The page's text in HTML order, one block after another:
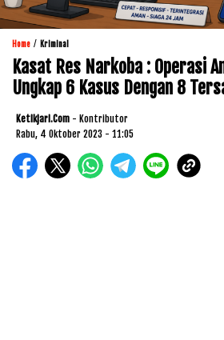
Home / Kriminal
Kasat Res Narkoba : Operasi
Ungkap 6 Kasus Dengan 8
Ketikjari.com - Kontributor
Rabu, 4 Oktober 2023 - 11:05